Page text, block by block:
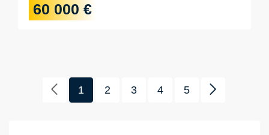
60 000 €
1 2 3 4 5